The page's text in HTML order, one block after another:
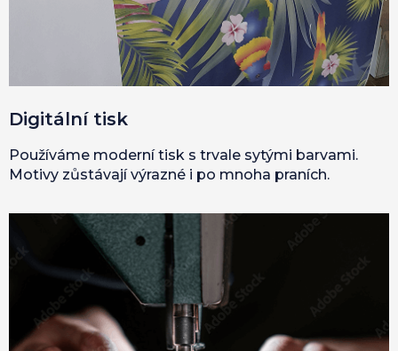
Digitální tisk
Používáme moderní tisk s trvale sytými barvami.
Motivy zůstávají výrazné i po mnoha praních.